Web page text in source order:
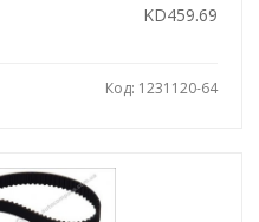
KD459.69
Код: 1231120-64